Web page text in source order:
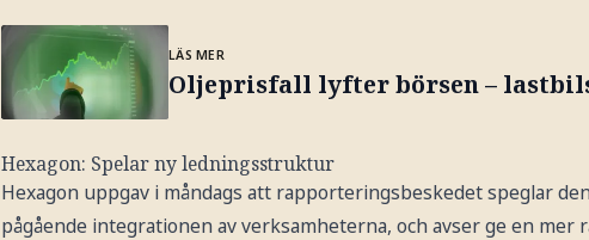
LÄS MER
Oljeprisfall lyfter börsen –
Hexagon: Spelar ny ledningsstruktur
Hexagon uppgav i måndags att rapporteringsbeskedet speglar
pågående integrationen av verksamheterna, och avser ge en mer